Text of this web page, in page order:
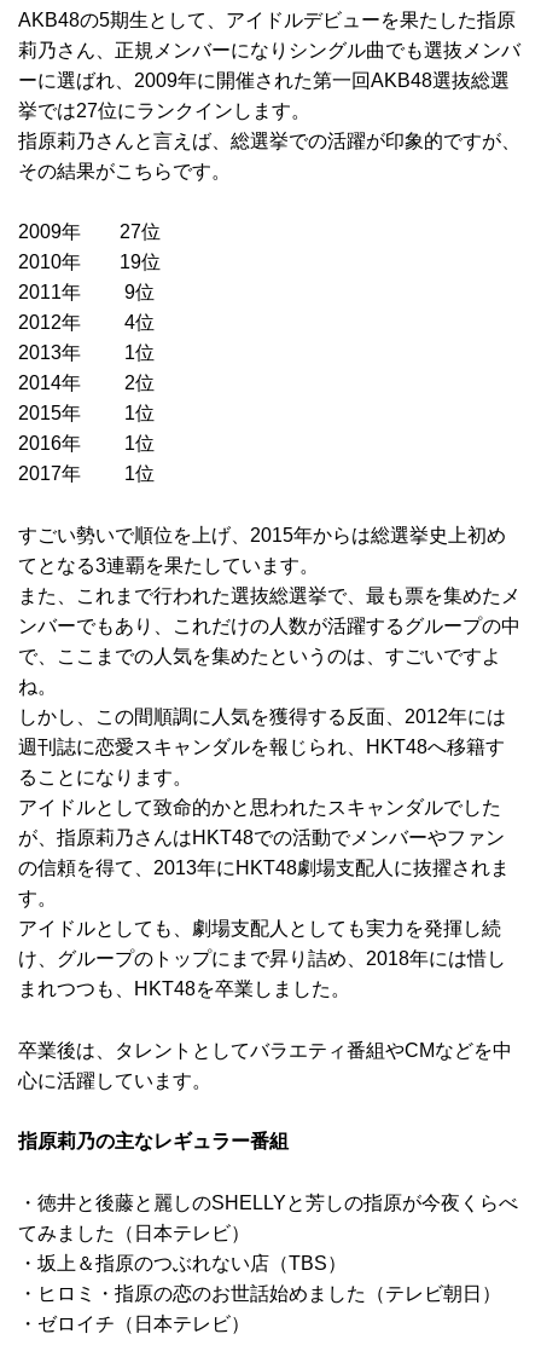
AKB48の5期生として、アイドルデビューを果たした指原
莉乃さん、正規メンバーになりシングル曲でも選抜メンバ
ーに選ばれ、2009年に開催された第一回AKB48選抜総選
挙では27位にランクインします。
指原莉乃さんと言えば、総選挙での活躍が印象的ですが、
その結果がこちらです。
2009年 27位
2010年 19位
2011年 9位
2012年 4位
2013年 1位
2014年 2位
2015年 1位
2016年 1位
2017年 1位
すごい勢いで順位を上げ、2015年からは総選挙史上初め
てとなる3連覇を果たしています。
また、これまで行われた選抜総選挙で、最も票を集めたメ
ンバーでもあり、これだけの人数が活躍するグループの中
で、ここまでの人気を集めたというのは、すごいですよ
ね。
しかし、この間順調に人気を獲得する反面、2012年には
週刊誌に恋愛スキャンダルを報じられ、HKT48へ移籍す
ることになります。
アイドルとして致命的かと思われたスキャンダルでした
が、指原莉乃さんはHKT48での活動でメンバーやファン
の信頼を得て、2013年にHKT48劇場支配人に抜擢されま
す。
アイドルとしても、劇場支配人としても実力を発揮し続
け、グループのトップにまで昇り詰め、2018年には惜し
まれつつも、HKT48を卒業しました。
卒業後は、タレントとしてバラエティ番組やCMなどを中
心に活躍しています。
指原莉乃の主なレギュラー番組
・徳井と後藤と麗しのSHELLYと芳しの指原が今夜くらべ
てみました（日本テレビ）
・坂上＆指原のつぶれない店（TBS）
・ヒロミ・指原の恋のお世話始めました（テレビ朝日）
・ゼロイチ（日本テレビ）